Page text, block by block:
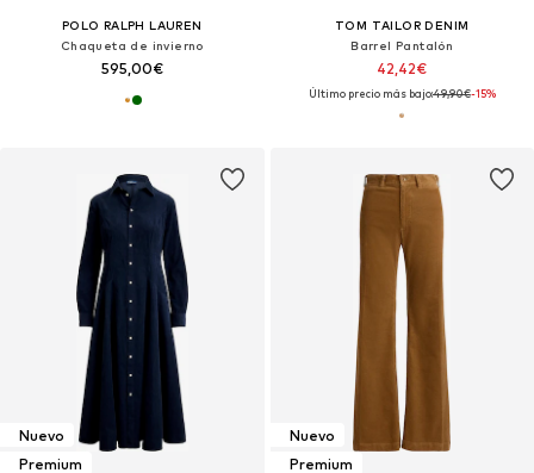
POLO RALPH LAUREN
Chaqueta de invierno
595,00€
TOM TAILOR DENIM
Barrel Pantalón
42,42€
Último precio más bajo:49,90€-15%
Nuevo
Premium
Nuevo
Premium